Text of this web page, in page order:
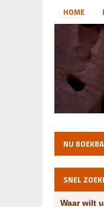
HOME
NU
SNEL
Waar wilt